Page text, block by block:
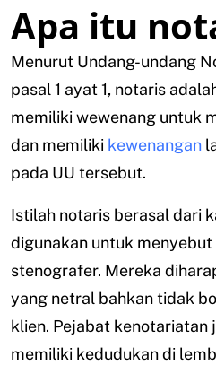
Apa itu
Menurut Undang-undang
pasal 1 ayat 1, notaris
memiliki wewenang untuk
dan memiliki kewenangan
pada UU tersebut.
Istilah notaris berasal dari
digunakan untuk
stenografer. Mereka
yang netral bahkan tidak
klien. Pejabat kenotariatan
memiliki kedudukan di